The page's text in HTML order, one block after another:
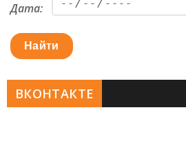
Дата:
Найти
ВКОНТАКТЕ